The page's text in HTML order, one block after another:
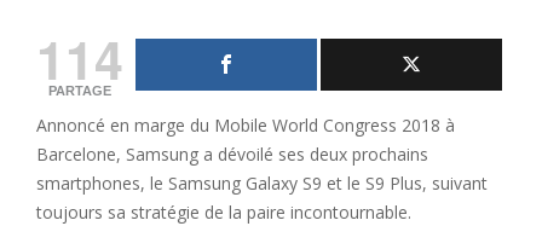
114
PARTAGE
Annoncé en marge du Mobile World Congress 2018 à
Barcelone, Samsung a dévoilé ses deux prochains
smartphones, le Samsung Galaxy S9 et le S9 Plus, suivant
toujours sa stratégie de la paire incontournable.